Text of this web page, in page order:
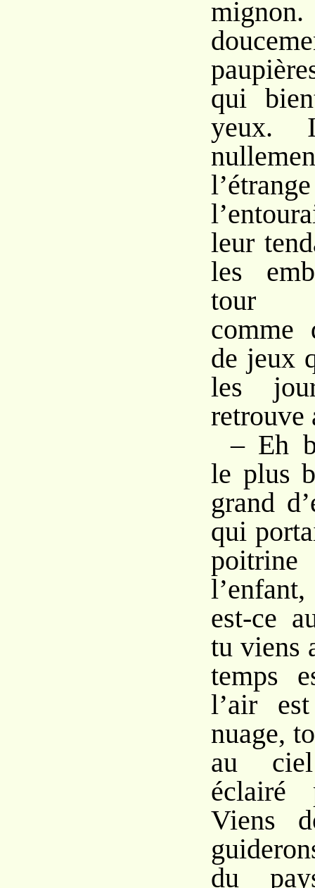
qui
yeux.
leur
les
tour
comme
de jeux
les
retrouve
– Eh
le plus
grand
qui
est-ce
tu viens
temps
l’air
nuage,
au
Viens
du